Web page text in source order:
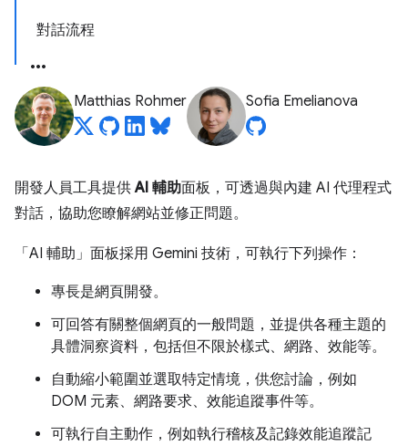
對話流程
Matthias Rohmer Sofia Emelianova
開發人員工具提供AI 輔助面板，可透過與內建 AI 代理程式
對話，協助您瞭解網站並修正問題。
「AI 輔助」 面板採用 Gemini 技術，可執行下列操作：
專長是網頁開發。
可回答有關整個網頁的一般問題，並提供各種主題的
具體洞察資料，包括但不限於樣式、網路、效能等。
自動縮小範圍並選取特定情境，供您討論，例如
DOM 元素、網路要求、效能追蹤事件等。
可執行自主動作，例如執行稽核及記錄效能追蹤記